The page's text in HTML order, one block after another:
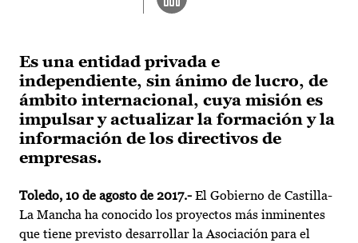
Es una entidad privada e
independiente, sin ánimo de lucro, de
ámbito internacional, cuya misión es
impulsar y actualizar la formación y la
información de los directivos de
empresas.
Toledo, 10 de agosto de 2017.- El Gobierno de Castilla-
La Mancha ha conocido los proyectos más inminentes
que tiene previsto desarrollar la Asociación para el